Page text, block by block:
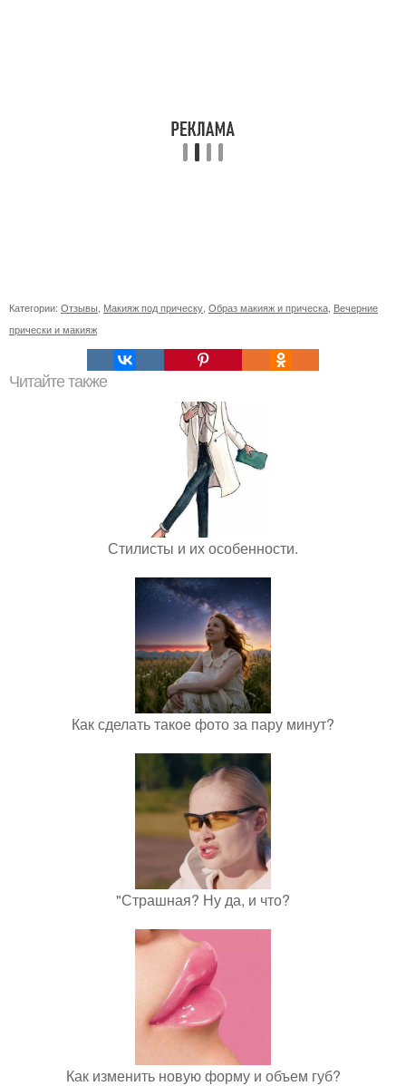
Категории: Отзывы Макияж под прическу Образ макияж и прическа Вечерние
прически и макияж
Читайте также
Стилисты и их особенности.
Как сделать такое фото за пару минут?
"Страшная? Ну да, и что?
Как изменить новую форму и объем губ?